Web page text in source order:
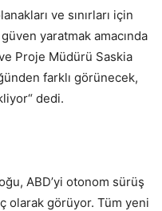
ve sınırları için
yaratmak amacında
Proje Müdürü Saskia
farklı görünecek,
dedi.
ABD’yi otonom sürüş
olarak görüyor. Tüm yeni